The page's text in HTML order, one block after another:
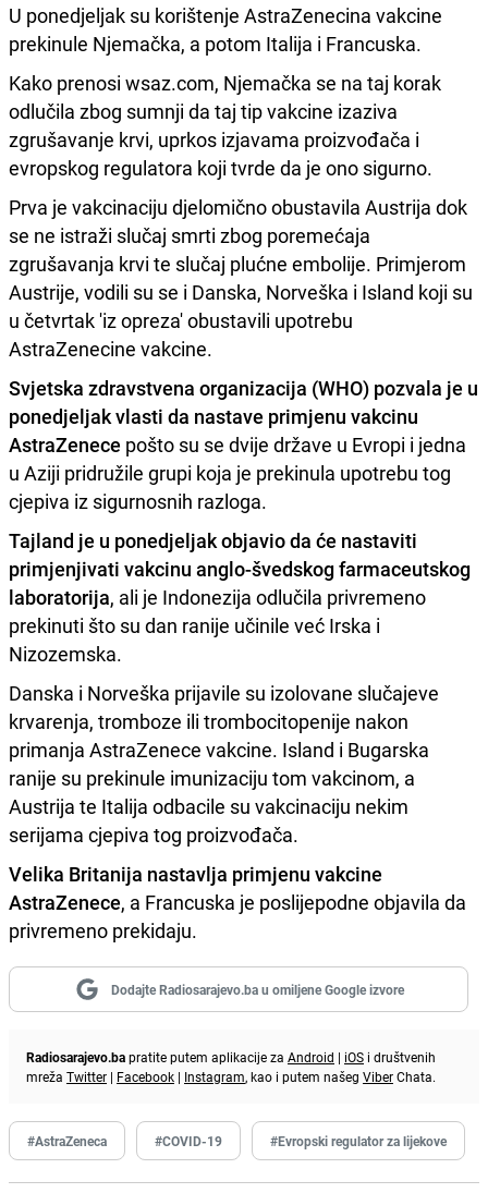
U ponedjeljak su korištenje AstraZenecina vakcine
prekinule Njemačka, a potom Italija i Francuska.
Kako prenosi wsaz.com, Njemačka se na taj korak
odlučila zbog sumnji da taj tip vakcine izaziva
zgrušavanje krvi, uprkos izjavama proizvođača i
evropskog regulatora koji tvrde da je ono sigurno.
Prva je vakcinaciju djelomično obustavila Austrija dok
se ne istraži slučaj smrti zbog poremećaja
zgrušavanja krvi te slučaj plućne embolije. Primjerom
Austrije, vodili su se i Danska, Norveška i Island koji su
u četvrtak 'iz opreza' obustavili upotrebu
AstraZenecine vakcine.
Svjetska zdravstvena organizacija (WHO) pozvala je u
ponedjeljak vlasti da nastave primjenu vakcinu
AstraZenece pošto su se dvije države u Evropi i jedna
u Aziji pridružile grupi koja je prekinula upotrebu tog
cjepiva iz sigurnosnih razloga.
Tajland je u ponedjeljak objavio da će nastaviti
primjenjivati vakcinu anglo-švedskog farmaceutskog
laboratorija, ali je Indonezija odlučila privremeno
prekinuti što su dan ranije učinile već Irska i
Nizozemska.
Danska i Norveška prijavile su izolovane slučajeve
krvarenja, tromboze ili trombocitopenije nakon
primanja AstraZenece vakcine. Island i Bugarska
ranije su prekinule imunizaciju tom vakcinom, a
Austrija te Italija odbacile su vakcinaciju nekim
serijama cjepiva tog proizvođača.
Velika Britanija nastavlja primjenu vakcine
AstraZenece, a Francuska je poslijepodne objavila da
privremeno prekidaju.
Dodajte Radiosarajevo.ba u omiljene Google izvore
Radiosarajevo.bapratite putem aplikacije za Android | iOS i društvenih
mreža Twitter | Facebook | Instagram, kao i putem našeg ViberChata.
#AstraZeneca #COVID-19 #Evropski regulator za lijekove